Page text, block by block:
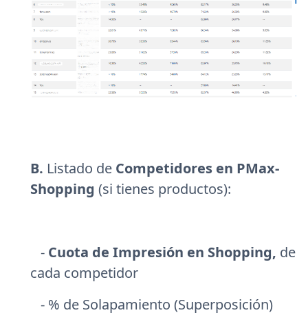
B. Listado de Competidores en PMax-
Shopping (si tienes productos):
- Cuota de Impresión en Shopping, de
cada competidor
- % de Solapamiento (Superposición)